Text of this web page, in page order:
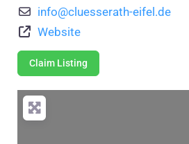
info@cluesserath-eifel.de
Website
Claim Listing